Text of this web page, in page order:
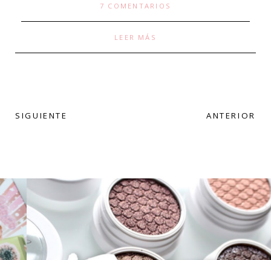
7 COMENTARIOS
LEER MÁS
SIGUIENTE ANTERIOR